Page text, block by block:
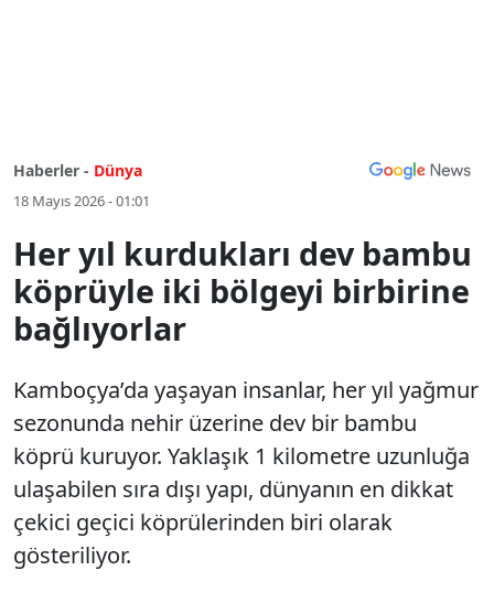
Haberler - Dünya
18 Mayıs 2026 - 01:01
Her yıl kurdukları dev bambu
köprüyle iki bölgeyi birbirine
bağlıyorlar
Kamboçya’da yaşayan insanlar, her yıl yağmur
sezonunda nehir üzerine dev bir bambu
köprü kuruyor. Yaklaşık 1 kilometre uzunluğa
ulaşabilen sıra dışı yapı, dünyanın en dikkat
çekici geçici köprülerinden biri olarak
gösteriliyor.